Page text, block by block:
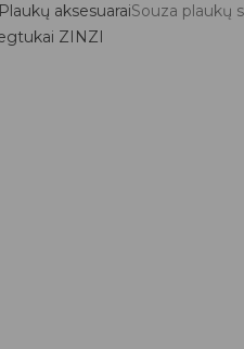
Plaukų aksesuaraiSouza plaukų